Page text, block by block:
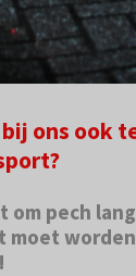
ons ook
om pech
moet